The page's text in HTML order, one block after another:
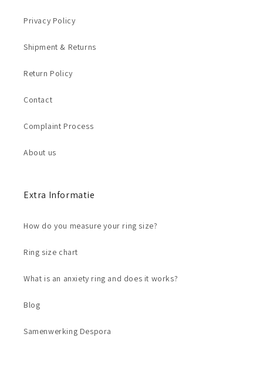
Privacy Policy
Shipment & Returns
Return Policy
Contact
Complaint Process
About us
Extra Informatie
How do you measure your ring size?
Ring size chart
What is an anxiety ring and does it works?
Blog
Samenwerking Despora